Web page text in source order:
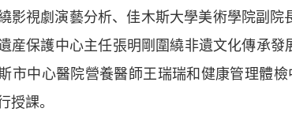
影視劇演藝分析、佳木斯大學美術學院副
産保護中心主任張明剛圍繞非遺文化傳承
市中心醫院營養醫師王瑞瑞和健康管理體
授課。